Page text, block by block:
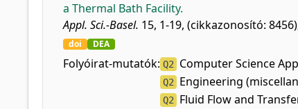
a Thermal Bath Facility.
Appl. Sci.-Basel. 15, 1-19, (cikkazonosító:
doi DEA
Folyóirat-mutatók: Q2 Computer Science
Q2 Engineering
Q2 Fluid Flow and